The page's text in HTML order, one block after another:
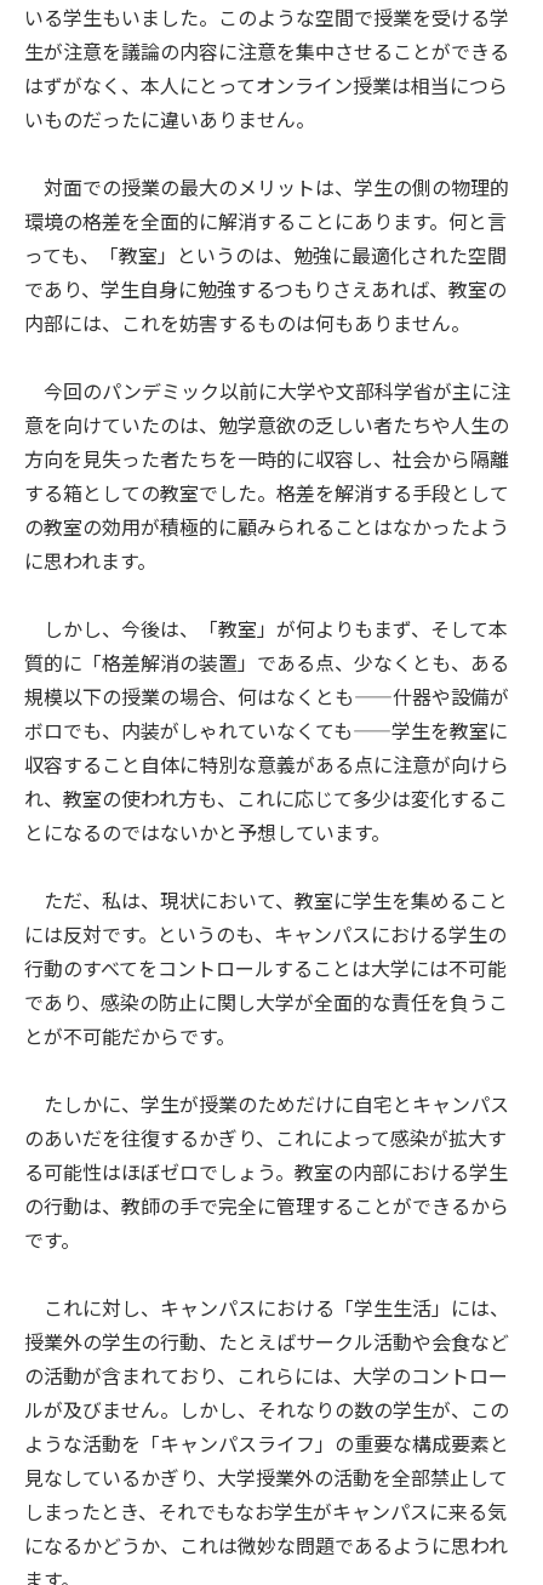
いる学生もいました。このような空間で授業を受ける学
生が注意を議論の内容に注意を集中させることができる
はずがなく、本人にとってオンライン授業は相当につら
いものだったに違いありません。
対面での授業の最大のメリットは、学生の側の物理的
環境の格差を全面的に解消することにあります。何と言
っても、「教室」というのは、勉強に最適化された空間
であり、学生自身に勉強するつもりさえあれば、教室の
内部には、これを妨害するものは何もありません。
今回のパンデミック以前に大学や文部科学省が主に注
意を向けていたのは、勉学意欲の乏しい者たちや人生の
方向を見失った者たちを一時的に収容し、社会から隔離
する箱としての教室でした。格差を解消する手段として
の教室の効用が積極的に顧みられることはなかったよう
に思われます。
しかし、今後は、「教室」が何よりもまず、そして本
質的に「格差解消の装置」である点、少なくとも、ある
規模以下の授業の場合、何はなくとも——什器や設備が
ボロでも、内装がしゃれていなくても——学生を教室に
収容すること自体に特別な意義がある点に注意が向けら
れ、教室の使われ方も、これに応じて多少は変化するこ
とになるのではないかと予想しています。
ただ、私は、現状において、教室に学生を集めること
には反対です。というのも、キャンパスにおける学生の
行動のすべてをコントロールすることは大学には不可能
であり、感染の防止に関し大学が全面的な責任を負うこ
とが不可能だからです。
たしかに、学生が授業のためだけに自宅とキャンパス
のあいだを往復するかぎり、これによって感染が拡大す
る可能性はほぼゼロでしょう。教室の内部における学生
の行動は、教師の手で完全に管理することができるから
です。
これに対し、キャンパスにおける「学生生活」には、
授業外の学生の行動、たとえばサークル活動や会食など
の活動が含まれており、これらには、大学のコントロー
ルが及びません。しかし、それなりの数の学生が、この
ような活動を「キャンパスライフ」の重要な構成要素と
見なしているかぎり、大学授業外の活動を全部禁止して
しまったとき、それでもなお学生がキャンパスに来る気
になるかどうか、これは微妙な問題であるように思われ
ます。